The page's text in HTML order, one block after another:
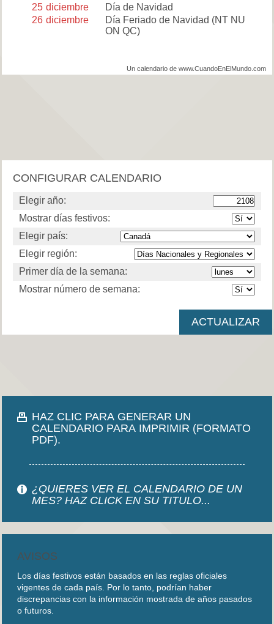
25 diciembre
Día de Navidad
26 diciembre Día Feriado de Navidad (NT NU
ON QC)
Un calendario de www.CuandoEnElMundo.com
CONFIGURAR CALENDARIO
Elegir año:
Mostrar días festivos:
Elegir país:
Elegir región:
Primer día de la semana:
Mostrar número de semana:
HAZ CLIC PARA GENERAR UN
CALENDARIO PARA IMPRIMIR (FORMATO
PDF).
¿QUIERES VER EL CALENDARIO DE UN
MES? HAZ CLICK EN SU TITULO...
AVISOS
Los días festivos están basados en las reglas oficiales
vigentes de cada país. Por lo tanto, podrían haber
discrepancias con la información mostrada de años pasados
o futuros.